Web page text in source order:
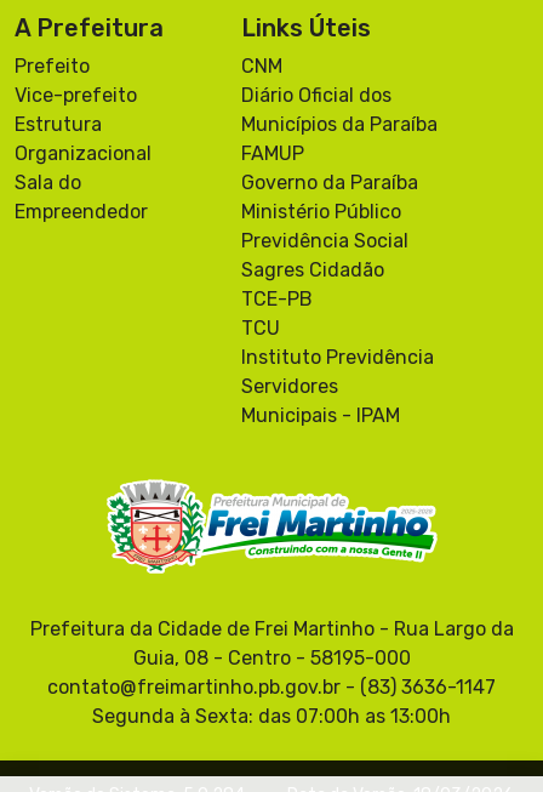
A Prefeitura
Prefeito
Vice-prefeito
Estrutura
Organizacional
Sala do
Empreendedor
Links Úteis
CNM
Diário Oficial dos
Municípios da Paraíba
FAMUP
Governo da Paraíba
Ministério Público
Previdência Social
Sagres Cidadão
TCE-PB
TCU
Instituto Previdência
Servidores
Municipais - IPAM
Prefeitura da Cidade de Frei Martinho - Rua Largo da
Guia, 08 - Centro - 58195-000
contato@freimartinho.pb.gov.br - (83) 3636-1147
Segunda à Sexta: das 07:00h as 13:00h